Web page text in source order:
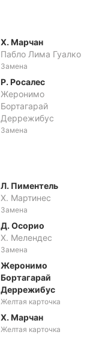
Х. Марчан
Пабло Лима Гуалко
Замена
Р. Росалес
Жеронимо
Бортагарай
Деррежибус
Замена
Л. Пиментель
Х. Мартинес
Замена
Д. Осорио
Х. Мелендес
Замена
Жеронимо
Бортагарай
Деррежибус
Желтая карточка
Х. Марчан
Желтая карточка